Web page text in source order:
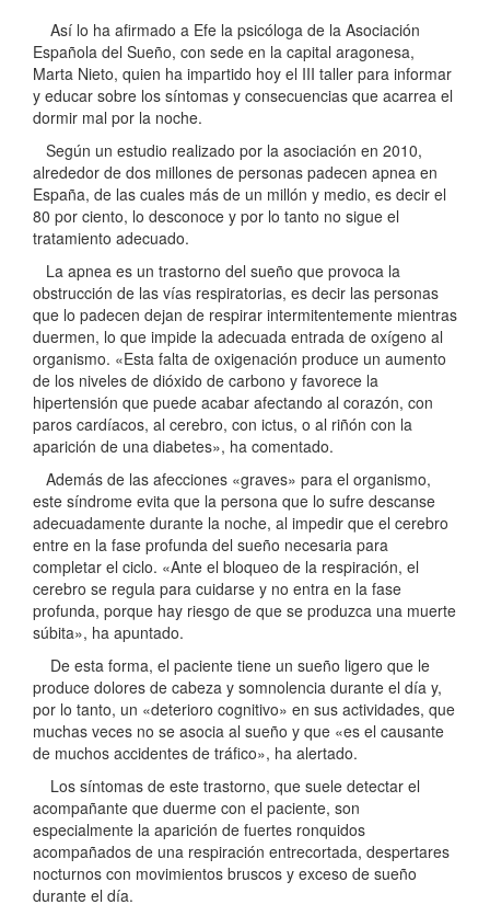
Así lo ha afirmado a Efe la psicóloga de la Asociación
Española del Sueño, con sede en la capital aragonesa,
Marta Nieto, quien ha impartido hoy el III taller para informar
y educar sobre los síntomas y consecuencias que acarrea el
dormir mal por la noche.
Según un estudio realizado por la asociación en 2010,
alrededor de dos millones de personas padecen apnea en
España, de las cuales más de un millón y medio, es decir el
80 por ciento, lo desconoce y por lo tanto no sigue el
tratamiento adecuado.
La apnea es un trastorno del sueño que provoca la
obstrucción de las vías respiratorias, es decir las personas
que lo padecen dejan de respirar intermitentemente mientras
duermen, lo que impide la adecuada entrada de oxígeno al
organismo. «Esta falta de oxigenación produce un aumento
de los niveles de dióxido de carbono y favorece la
hipertensión que puede acabar afectando al corazón, con
paros cardíacos, al cerebro, con ictus, o al riñón con la
aparición de una diabetes», ha comentado.
Además de las afecciones «graves» para el organismo,
este síndrome evita que la persona que lo sufre descanse
adecuadamente durante la noche, al impedir que el cerebro
entre en la fase profunda del sueño necesaria para
completar el ciclo. «Ante el bloqueo de la respiración, el
cerebro se regula para cuidarse y no entra en la fase
profunda, porque hay riesgo de que se produzca una muerte
súbita», ha apuntado.
De esta forma, el paciente tiene un sueño ligero que le
produce dolores de cabeza y somnolencia durante el día y,
por lo tanto, un «deterioro cognitivo» en sus actividades, que
muchas veces no se asocia al sueño y que «es el causante
de muchos accidentes de tráfico», ha alertado.
Los síntomas de este trastorno, que suele detectar el
acompañante que duerme con el paciente, son
especialmente la aparición de fuertes ronquidos
acompañados de una respiración entrecortada, despertares
nocturnos con movimientos bruscos y exceso de sueño
durante el día.